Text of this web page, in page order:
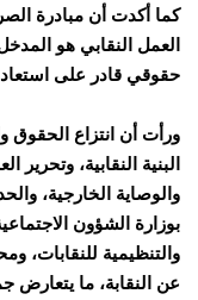
كما أكدت أن مبادرة
العمل النقابي هو
حقوقي قادر على
ورأت أن انتزاع الحقوق
البنية النقابية،
والوصاية الخارجية،
بوزارة الشؤون
والتنظيمية للنقابات،
عن النقابة، ما يتعارض